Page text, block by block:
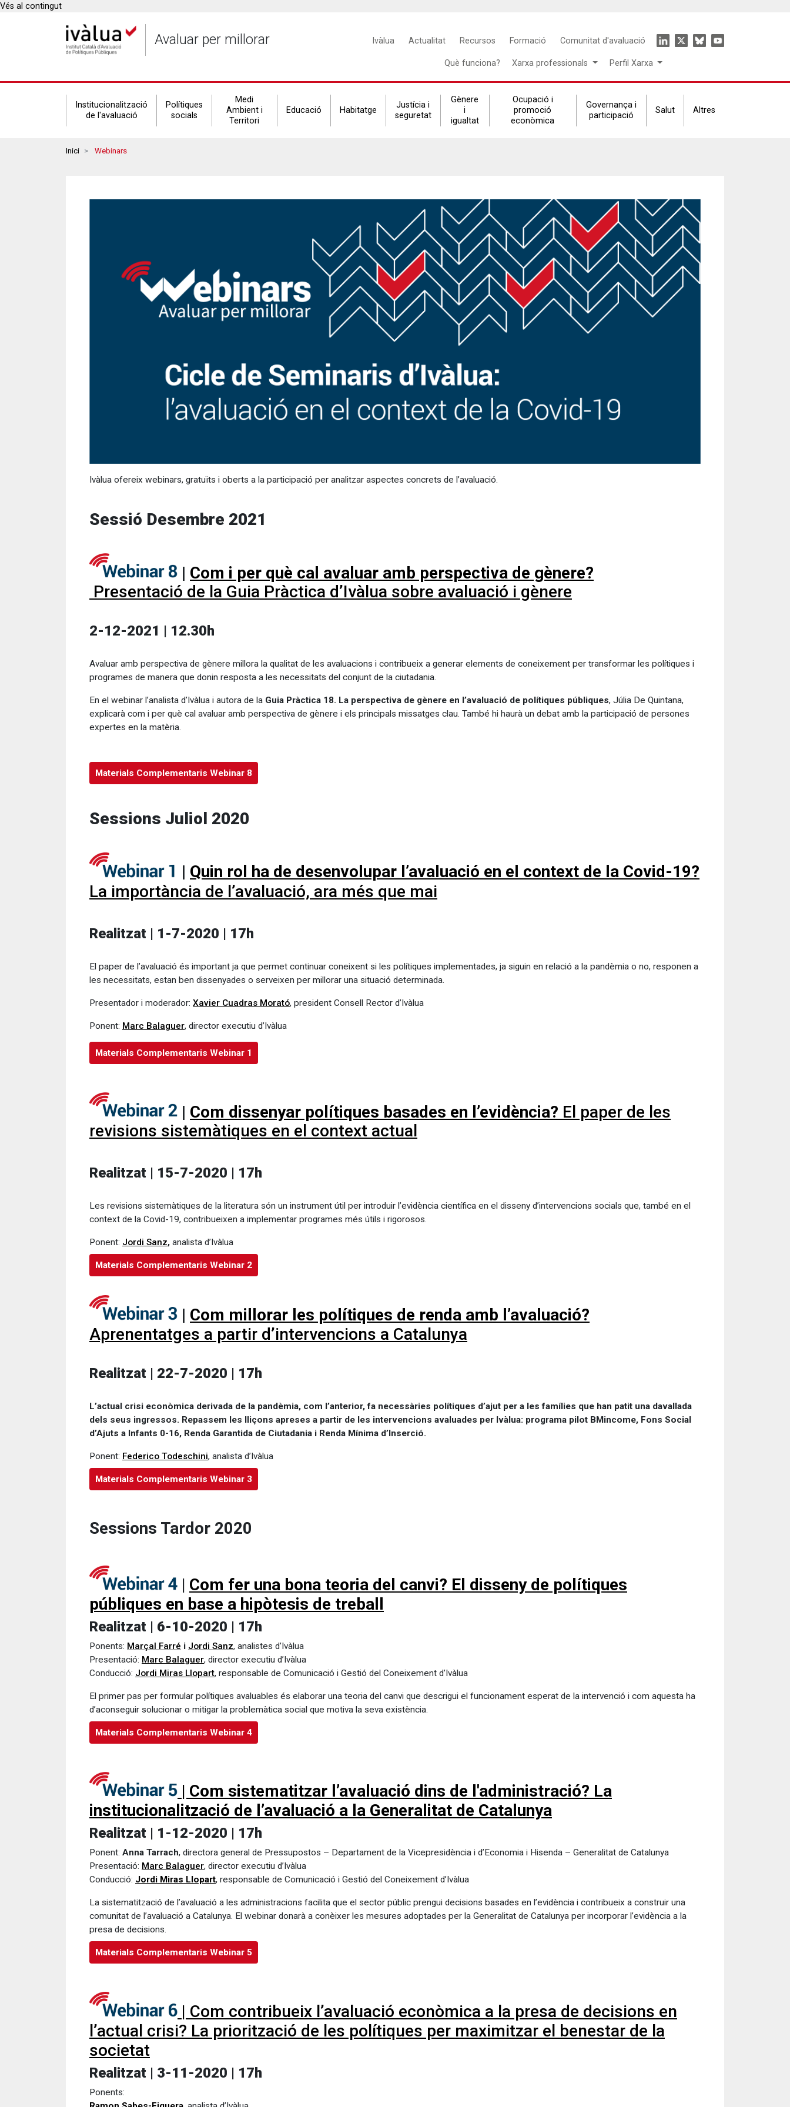
Vés al contingut
Avaluar per millorar
Main
navigation
Ivàlua Actualitat Recursos Formació Comunitat d'avaluació
Icon
menu
Què funciona? Xarxa professionals Perfil Xarxa
Secondary
navigation
Institucionalització
de l'avaluació
Polítiques
socials
Medi
Ambient i
Territori
Educació Habitatge
Justícia i
seguretat
Gènere
i
igualtat
Ocupació i
promoció
econòmica
Governança i
participació
Salut Altres
Breadcrumbs
Inici Webinars
Ivàlua ofereix webinars, gratuïts i oberts a la participació per analitzar aspectes concrets de l’avaluació.
Sessió Desembre 2021
| Com i per què cal avaluar amb perspectiva de gènere?
Presentació de la Guia Pràctica d’Ivàlua sobre avaluació i gènere
2-12-2021 | 12.30h
Avaluar amb perspectiva de gènere millora la qualitat de les avaluacions i contribueix a generar elements de coneixement per transformar les polítiques i
programes de manera que donin resposta a les necessitats del conjunt de la ciutadania.
En el webinar l’analista d’Ivàlua i autora de la Guia Pràctica 18. La perspectiva de gènere en l’avaluació de polítiques públiques, Júlia De Quintana,
explicarà com i per què cal avaluar amb perspectiva de gènere i els principals missatges clau. També hi haurà un debat amb la participació de persones
expertes en la matèria.
Materials Complementaris Webinar 8
Sessions Juliol 2020
| Quin rol ha de desenvolupar l’avaluació en el context de la Covid-19?
La importància de l’avaluació, ara més que mai
Realitzat | 1-7-2020 | 17h
El paper de l’avaluació és important ja que permet continuar coneixent si les polítiques implementades, ja siguin en relació a la pandèmia o no, responen a
les necessitats, estan ben dissenyades o serveixen per millorar una situació determinada.
Presentador i moderador: Xavier Cuadras Morató, president Consell Rector d’Ivàlua
Ponent: Marc Balaguer, director executiu d’Ivàlua
Materials Complementaris Webinar 1
| Com dissenyar polítiques basades en l’evidència? El paper de les
revisions sistemàtiques en el context actual
Realitzat | 15-7-2020 | 17h
Les revisions sistemàtiques de la literatura són un instrument útil per introduir l’evidència científica en el disseny d’intervencions socials que, també en el
context de la Covid-19, contribueixen a implementar programes més útils i rigorosos.
Ponent: Jordi Sanz, analista d’Ivàlua
Materials Complementaris Webinar 2
| Com millorar les polítiques de renda amb l’avaluació?
Aprenentatges a partir d’intervencions a Catalunya
Realitzat | 22-7-2020 | 17h
L’actual crisi econòmica derivada de la pandèmia, com l’anterior, fa necessàries polítiques d’ajut per a les famílies que han patit una davallada
dels seus ingressos. Repassem les lliçons apreses a partir de les intervencions avaluades per Ivàlua: programa pilot BMincome, Fons Social
d’Ajuts a Infants 0-16, Renda Garantida de Ciutadania i Renda Mínima d’Inserció.
Ponent: Federico Todeschini, analista d’Ivàlua
Materials Complementaris Webinar 3
Sessions Tardor 2020
| Com fer una bona teoria del canvi? El disseny de polítiques
públiques en base a hipòtesis de treball
Realitzat | 6-10-2020 | 17h
Ponents: Marçal Farré i Jordi Sanz, analistes d’Ivàlua
Presentació: Marc Balaguer, director executiu d’Ivàlua
Conducció: Jordi Miras Llopart, responsable de Comunicació i Gestió del Coneixement d’Ivàlua
El primer pas per formular polítiques avaluables és elaborar una teoria del canvi que descrigui el funcionament esperat de la intervenció i com aquesta ha
d’aconseguir solucionar o mitigar la problemàtica social que motiva la seva existència.
Materials Complementaris Webinar 4
| Com sistematitzar l’avaluació dins de l'administració? La
institucionalització de l’avaluació a la Generalitat de Catalunya
Realitzat | 1-12-2020 | 17h
Ponent: Anna Tarrach, directora general de Pressupostos – Departament de la Vicepresidència i d’Economia i Hisenda – Generalitat de Catalunya
Presentació: Marc Balaguer, director executiu d’Ivàlua
Conducció: Jordi Miras Llopart, responsable de Comunicació i Gestió del Coneixement d’Ivàlua
La sistematització de l’avaluació a les administracions facilita que el sector públic prengui decisions basades en l’evidència i contribueix a construir una
comunitat de l’avaluació a Catalunya. El webinar donarà a conèixer les mesures adoptades per la Generalitat de Catalunya per incorporar l’evidència a la
presa de decisions.
Materials Complementaris Webinar 5
| Com contribueix l’avaluació econòmica a la presa de decisions en
l’actual crisi? La priorització de les polítiques per maximitzar el benestar de la
societat
Realitzat | 3-11-2020 | 17h
Ponents: